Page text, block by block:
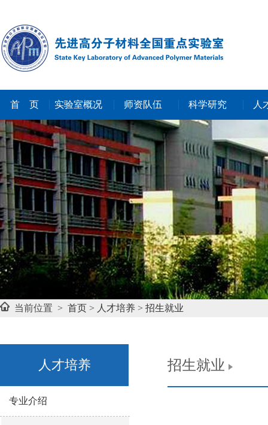
首 页 实验室概况 师资队伍 科学研究 人
当前位置 > 首页 > 人才培养 > 招生就业
人才培养
专业介绍
招生就业